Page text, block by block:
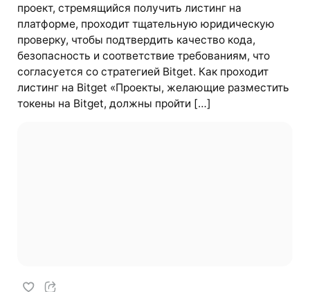
проект, стремящийся получить листинг на
платформе, проходит тщательную юридическую
проверку, чтобы подтвердить качество кода,
безопасность и соответствие требованиям, что
согласуется со стратегией Bitget. Как проходит
листинг на Bitget «Проекты, желающие разместить
токены на Bitget, должны пройти […]